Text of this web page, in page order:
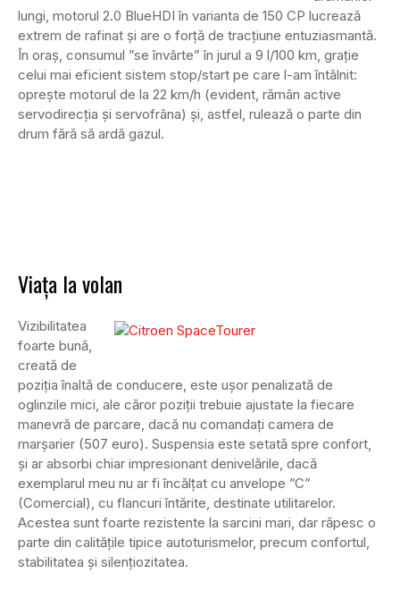
lungi, motorul 2.0 BlueHDI în varianta de 150 CP lucrează
extrem de rafinat și are o forță de tracțiune entuziasmantă.
În oraș, consumul ”se învârte” în jurul a 9 l/100 km, grație
celui mai eficient sistem stop/start pe care l-am întâlnit:
oprește motorul de la 22 km/h (evident, rămân active
servodirecția și servofrâna) și, astfel, rulează o parte din
drum fără să ardă gazul.
Viața la volan
Vizibilitatea
foarte bună,
creată de
poziția înaltă de conducere, este ușor penalizată de
oglinzile mici, ale căror poziții trebuie ajustate la fiecare
manevră de parcare, dacă nu comandați camera de
marșarier (507 euro). Suspensia este setată spre confort,
și ar absorbi chiar impresionant denivelările, dacă
exemplarul meu nu ar fi încălțat cu anvelope ”C”
(Comercial), cu flancuri întărite, destinate utilitarelor.
Acestea sunt foarte rezistente la sarcini mari, dar răpesc o
parte din calitățile tipice autoturismelor, precum confortul,
stabilitatea și silențiozitatea.